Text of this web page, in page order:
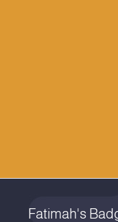
Fatimah's